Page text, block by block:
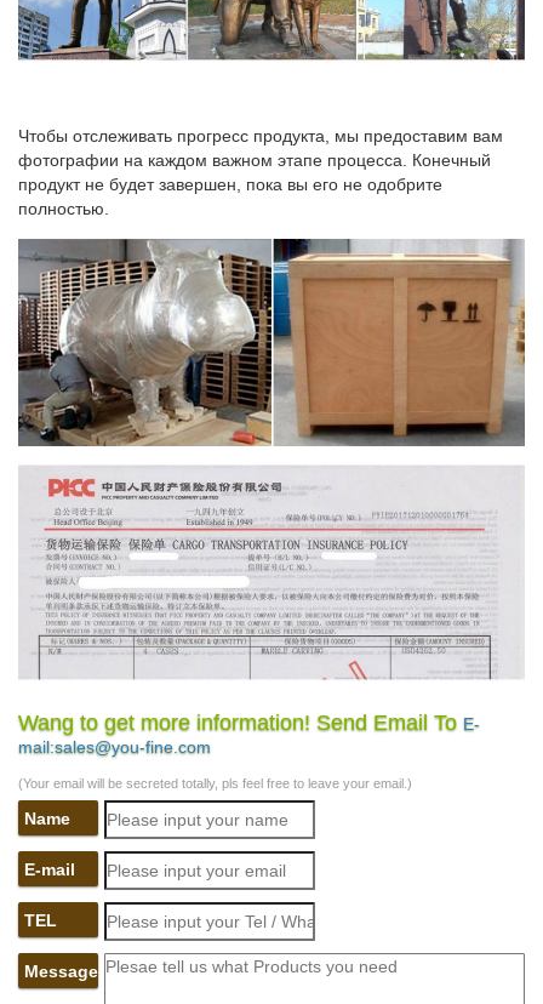
Чтобы отслеживать прогресс продукта, мы предоставим вам
фотографии на каждом важном этапе процесса. Конечный
продукт не будет завершен, пока вы его не одобрите
полностью.
Wang to get more information! Send Email To E-
mail:sales@you-fine.com
(Your email will be secreted totally, pls feel free to leave your email.)
Name
E-mail
TEL
Message